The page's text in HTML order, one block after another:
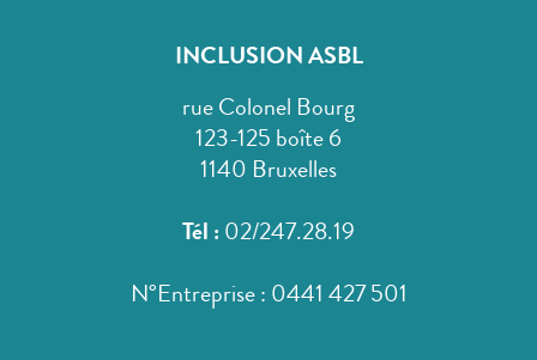
INCLUSION ASBL
rue Colonel Bourg
123-125 boîte 6
1140 Bruxelles
Tél : 02/247.28.19
N°Entreprise : 0441 427 501